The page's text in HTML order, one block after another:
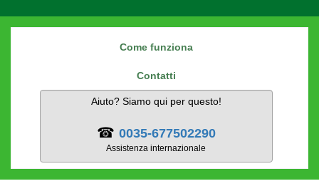
Come funziona
Contatti
Aiuto? Siamo qui per questo!
☎ 0035-677502290
Assistenza internazionale